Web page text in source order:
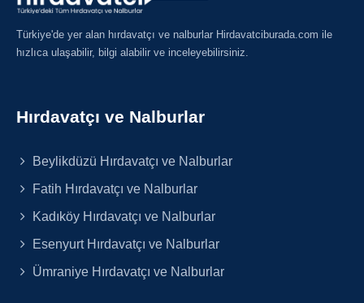
Türkiye'de yer alan hırdavatçı ve nalburlar Hirdavatciburada.com ile
hızlıca ulaşabilir, bilgi alabilir ve inceleyebilirsiniz.
Hırdavatçı ve Nalburlar
Beylikdüzü Hırdavatçı ve Nalburlar
Fatih Hırdavatçı ve Nalburlar
Kadıköy Hırdavatçı ve Nalburlar
Esenyurt Hırdavatçı ve Nalburlar
Ümraniye Hırdavatçı ve Nalburlar